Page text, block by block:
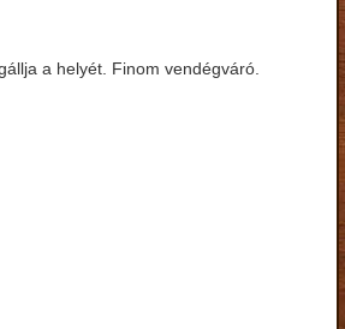
a helyét. Finom vendégváró.